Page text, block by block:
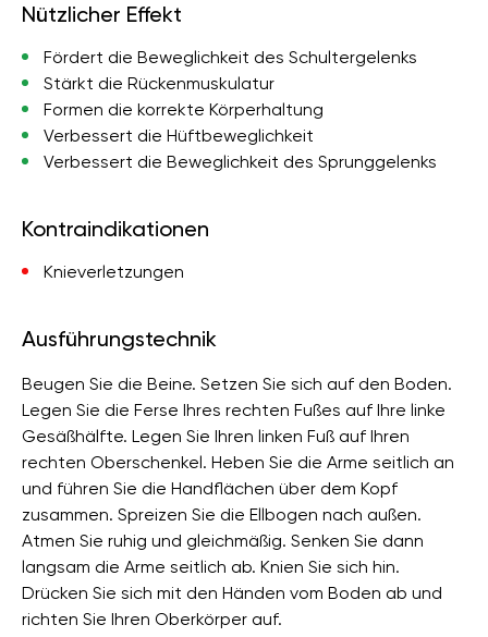
Nützlicher Effekt
Fördert die Beweglichkeit des Schultergelenks
Stärkt die Rückenmuskulatur
Formen die korrekte Körperhaltung
Verbessert die Hüftbeweglichkeit
Verbessert die Beweglichkeit des Sprunggelenks
Kontraindikationen
Knieverletzungen
Ausführungstechnik
Beugen Sie die Beine. Setzen Sie sich auf den Boden.
Legen Sie die Ferse Ihres rechten Fußes auf Ihre linke
Gesäßhälfte. Legen Sie Ihren linken Fuß auf Ihren
rechten Oberschenkel. Heben Sie die Arme seitlich an
und führen Sie die Handflächen über dem Kopf
zusammen. Spreizen Sie die Ellbogen nach außen.
Atmen Sie ruhig und gleichmäßig. Senken Sie dann
langsam die Arme seitlich ab. Knien Sie sich hin.
Drücken Sie sich mit den Händen vom Boden ab und
richten Sie Ihren Oberkörper auf.